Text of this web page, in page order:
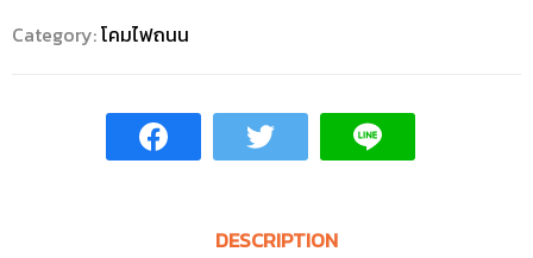
Category:โคมไฟถนน
DESCRIPTION